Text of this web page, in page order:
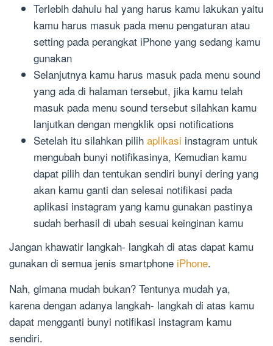
Terlebih dahulu hal yang harus kamu lakukan yaitu
kamu harus masuk pada menu pengaturan atau
setting pada perangkat iPhone yang sedang kamu
gunakan
Selanjutnya kamu harus masuk pada menu sound
yang ada di halaman tersebut, jika kamu telah
masuk pada menu sound tersebut silahkan kamu
lanjutkan dengan mengklik opsi notifications
Setelah itu silahkan pilih aplikasi instagram untuk
mengubah bunyi notifikasinya, Kemudian kamu
dapat pilih dan tentukan sendiri bunyi dering yang
akan kamu ganti dan selesai notifikasi pada
aplikasi instagram yang kamu gunakan pastinya
sudah berhasil di ubah sesuai keinginan kamu
Jangan khawatir langkah- langkah di atas dapat kamu
gunakan di semua jenis smartphone iPhone.
Nah, gimana mudah bukan? Tentunya mudah ya,
karena dengan adanya langkah- langkah di atas kamu
dapat mengganti bunyi notifikasi instagram kamu
sendiri.